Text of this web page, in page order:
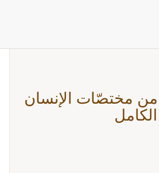
من مختصّات الإنسان
الكامل